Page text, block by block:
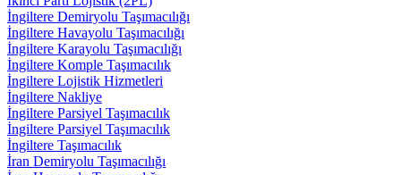
İngiltere Demiryolu Taşımacılığı
İngiltere Havayolu Taşımacılığı
İngiltere Karayolu Taşımacılığı
İngiltere Komple Taşımacılık
İngiltere Lojistik Hizmetleri
İngiltere Nakliye
İngiltere Parsiyel Taşımacılık
İngiltere Parsiyel Taşımacılık
İngiltere Taşımacılık
İran Demiryolu Taşımacılığı